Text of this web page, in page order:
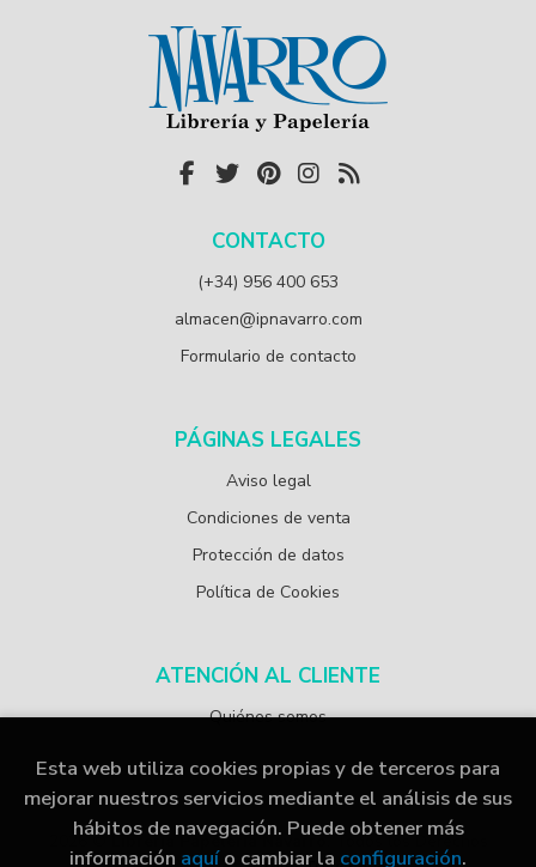
CONTACTO
(+34) 956 400 653
almacen@ipnavarro.com
Formulario de contacto
PÁGINAS LEGALES
Aviso legal
Condiciones de venta
Protección de datos
Política de Cookies
ATENCIÓN AL CLIENTE
Quiénes somos
2026 ©Librería Papelería Navarro. Todos los Derechos
Esta web utiliza cookies propias y de terceros para
mejorar nuestros servicios mediante el análisis de sus
hábitos de navegación. Puede obtener más
información aquío cambiar la configuración.